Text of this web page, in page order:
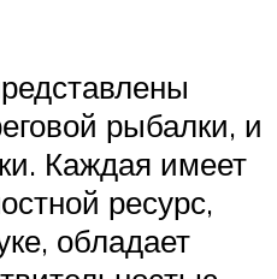
рыбалки, и
Каждая имеет
ресурс,
обладает